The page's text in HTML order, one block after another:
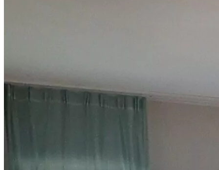
Das Geschenk,
das bleibt.